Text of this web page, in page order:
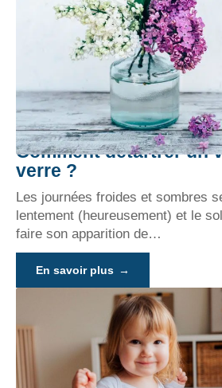
Comment détartrer un
verre ?
Les journées froides et sombres
lentement (heureusement) et le
faire son apparition de…
En savoir plus